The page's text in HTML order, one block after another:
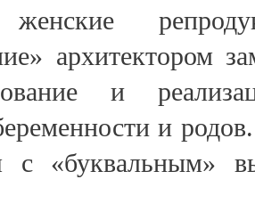
архитектором
и
и
с «буквальным»